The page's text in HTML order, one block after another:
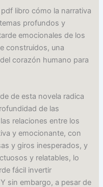
libro cómo la narrativa
profundos y
emocionales de los
construidos, una
corazón humano para
de esta novela radica
de las
relaciones entre los
y emocionante, con
y giros inesperados, y
y relatables, lo
fácil invertir
sin embargo, a pesar de